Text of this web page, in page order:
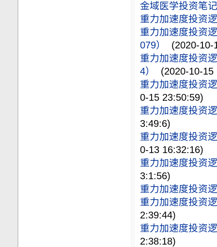
金域医学投资笔
重力加速度投资
重力加速度投资
079）
(2020-10-
重力加速度投资
4）
(2020-10-15
重力加速度投资
0-15 23:50:59)
重力加速度投资
3:49:6)
重力加速度投资
0-13 16:32:16)
重力加速度投资
3:1:56)
重力加速度投资
重力加速度投资
2:39:44)
重力加速度投资
2:38:18)